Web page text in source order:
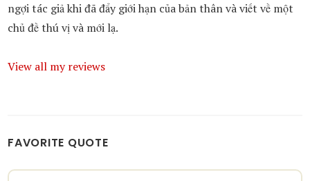
ngợi tác giả khi đã đẩy giới hạn của bản thân và viết về một
chủ đề thú vị và mới lạ.
View all my reviews
FAVORITE QUOTE